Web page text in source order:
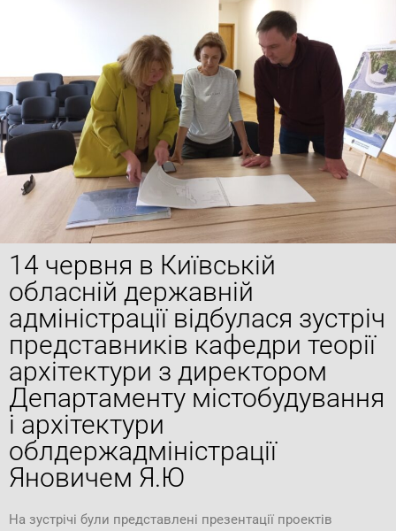
14 червня в Київській
обласній державній
адміністрації відбулася зустріч
представників кафедри теорії
архітектури з директором
Департаменту містобудування
і архітектури
облдержадміністрації
Яновичем Я.Ю
На зустрічі були представлені презентації проектів